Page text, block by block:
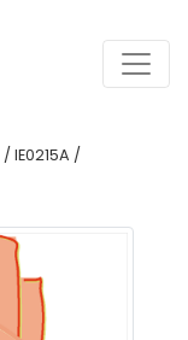
/ IE0215A /